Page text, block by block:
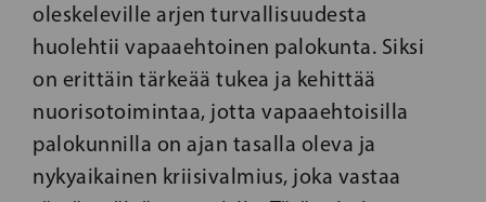
oleskeleville arjen turvallisuudesta
huolehtii vapaaehtoinen palokunta. Siksi
on erittäin tärkeää tukea ja kehittää
nuorisotoimintaa, jotta vapaaehtoisilla
palokunnilla on ajan tasalla oleva ja
nykyaikainen kriisivalmius, joka vastaa